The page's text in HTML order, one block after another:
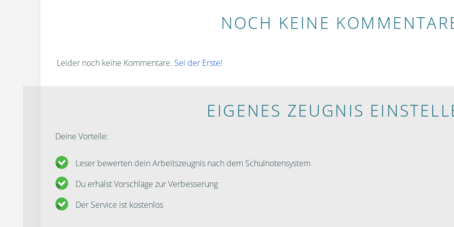
NOCH KEINE
Leider noch keine Kommentare. Sei der Erste!
EIGENES ZEUGNIS
Deine Vorteile:
Leser bewerten dein Arbeitszeugnis nach dem Schulnotensystem
Du erhälst Vorschläge zur Verbesserung
Der Service ist kostenlos